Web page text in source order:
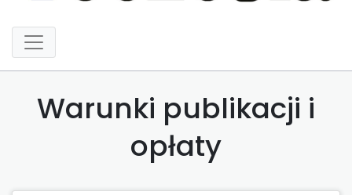
Warunki publikacji i
opłaty